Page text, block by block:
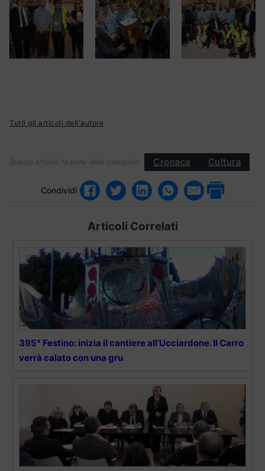
Tutti gli articoli dell'autore
Questo articolo fa parte delle categorie: Cronaca Cultura
Condividi
Articoli Correlati
395° Festino: inizia il cantiere all’Ucciardone. Il Carro
verrà calato con una gru